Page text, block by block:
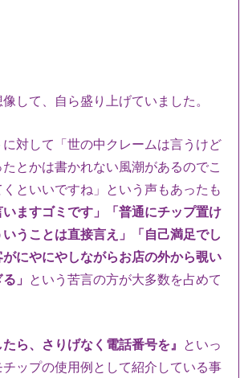
して、自ら盛り上げていました。
対して「世の中クレームは言うけど
とかは書かれない風潮があるのでこ
といいですね」という声もあったも
いますゴミです」「普通にチップ置け
うことは直接言え」「自己満足でし
にやにやしながらお店の外から覗い
」 という苦言の方が大多数を占めて
たら、さりげなく電話番号を』 といっ
ップの使用例として紹介している事